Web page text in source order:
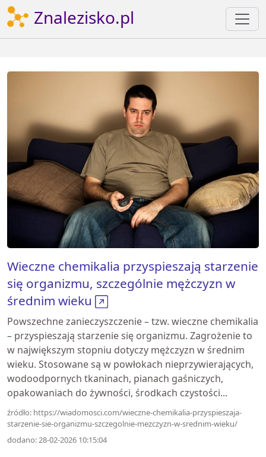
Znalezisko.pl
Wieczne chemikalia przyspieszają starzenie
się organizmu, szczególnie mężczyzn w
średnim wieku
Powszechne zanieczyszczenie – tzw. wieczne chemikalia
– przyspieszają starzenie się organizmu. Zagrożenie to
w największym stopniu dotyczy mężczyzn w średnim
wieku. Stosowane są w powłokach nieprzywierających,
wodoodpornych tkaninach, pianach gaśniczych,
opakowaniach do żywności, środkach czystości...
źródło: https://wiadomosci.com/wieczne-chemikalia-przyspieszaja-
starzenie-sie-organizmu-szczegolnie-mezczyzn-w-srednim-wieku/
dodano: 28-02-2026 10:15:04